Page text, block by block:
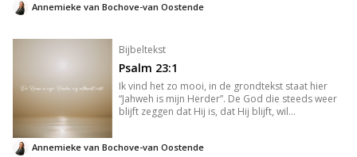
ontvouwen zich ond
Annemieke van Bochove-van Oostende
Bijbeltekst
Psalm 23:1
Ik vind het zo mooi, in de grondtekst staat hier
“Jahweh is mijn Herder”. De God die steeds weer
blijft zeggen dat Hij is, dat Hij blijft, wil
ogen. Als jouw H
Annemieke van Bochove-van Oostende